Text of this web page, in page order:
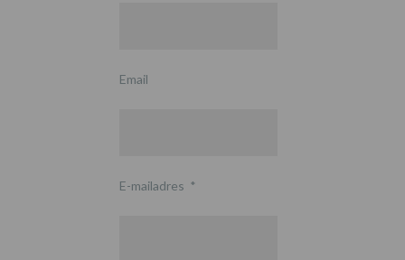
Email
E-mailadres *